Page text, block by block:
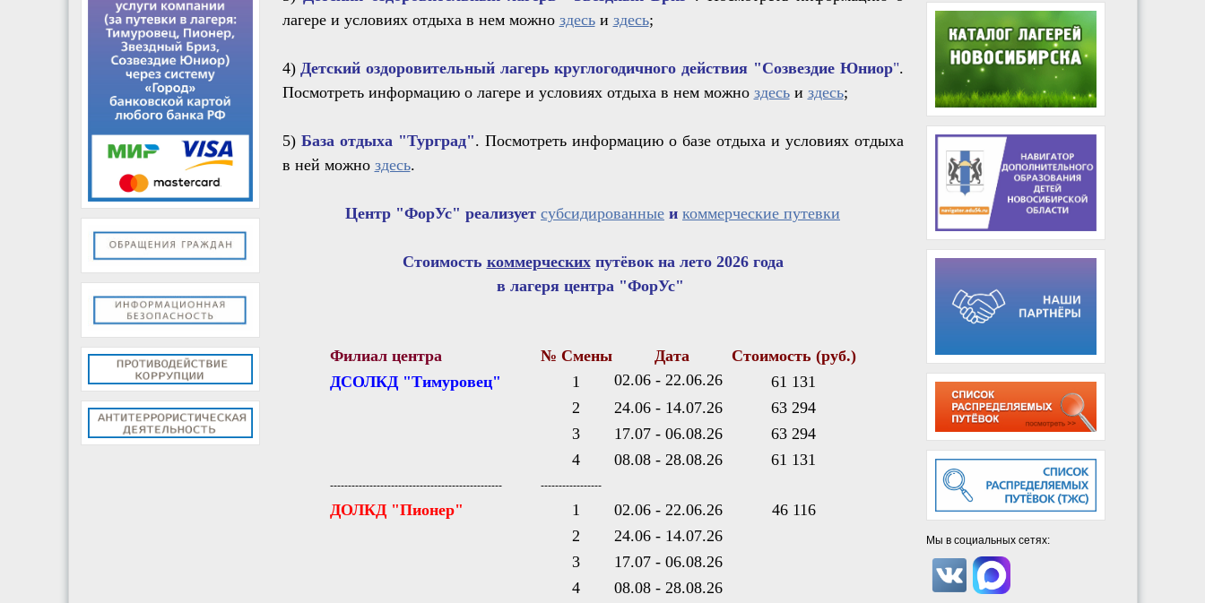
Мы в социальных сетях:
лагере и условиях отдыха в нем можно здесьи здесь;
4) Детский оздоровительный лагерь круглогодичного действия "Созвездие Юниор".
Посмотреть информацию о лагере и условиях отдыха в нем можно здесьи здесь;
5) База отдыха "Турград". Посмотреть информацию о базе отдыха и условиях отдыха
в ней можно здесь.
Центр "ФорУс" реализует субсидированные и коммерческие путевки
Стоимость коммерческихпутёвок на лето 2026 года
в лагеря центра "ФорУс"
Филиал центра № Смены Дата
Стоимость (руб.)
ДСОЛКД "Тимуровец"
1 02.06 - 22.06.26
61 131
2
24.06 - 14.07.26
63 294
3
17.07 - 06.08.26
63 294
4
08.08 - 28.08.26 61 131
------------------------------------------------ -----------------
ДОЛКД "Пионер" 1 02.06 - 22.06.26 46 116
2
24.06 - 14.07.26
3
17.07 - 06.08.26
4
08.08 - 28.08.26